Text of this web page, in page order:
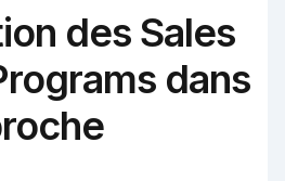
des Sales
dans